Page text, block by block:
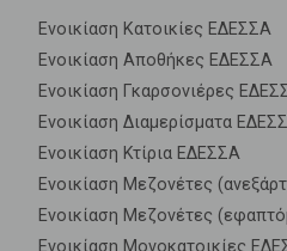
Ενοικίαση Κατοικίες ΕΔΕΣΣΑ
Ενοικίαση Αποθήκες ΕΔΕΣΣΑ
Ενοικίαση Γκαρσονιέρες
Ενοικίαση Διαμερίσματα
Ενοικίαση Κτίρια ΕΔΕΣΣΑ
Ενοικίαση Μεζονέτες
Ενοικίαση Μεζονέτες
Ενοικίαση Μονοκατοικίες